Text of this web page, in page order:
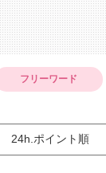
フリーワード